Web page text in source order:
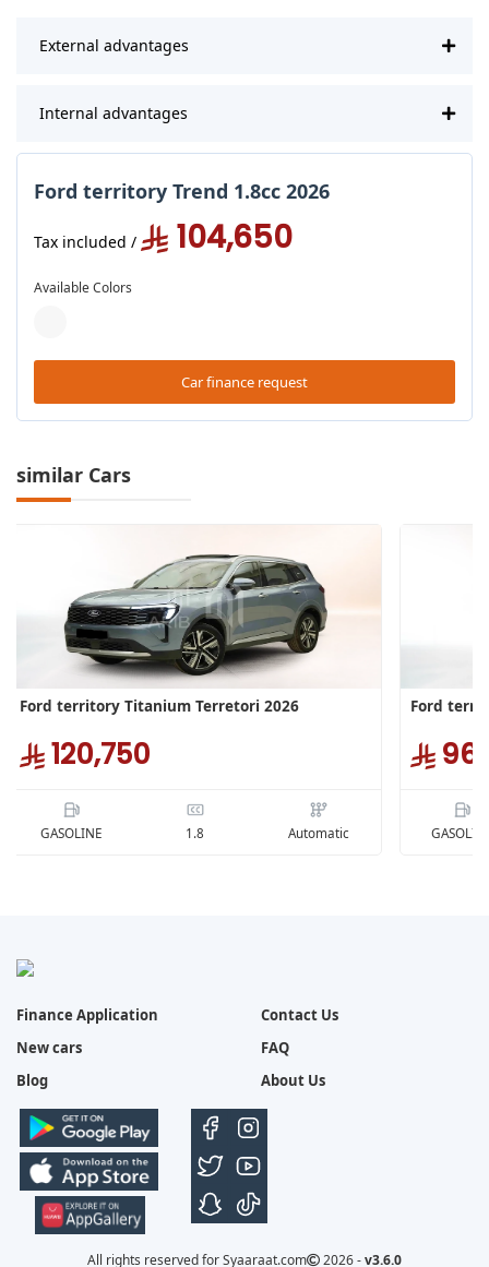
External advantages
Internal advantages
Ford territory Trend 1.8cc 2026
104,650
/ Tax included
Available Colors
Car finance request
similar Cars
Ford territory Ambiente Teritore 2026
GASOLINE 1.8
Finance Application
New cars
Blog
Contact Us
FAQ
About Us
All rights reserved for Syaaraat.com 2026 -v3.6.0